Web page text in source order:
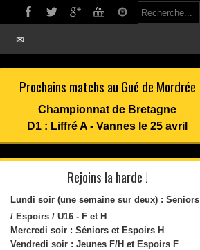
✉
Prochains matchs au Gué de Mordrée
Championnat de Bretagne
D1 : Liffré A - Vannes le 25 avril
Rejoins la harde !
Lundi soir (une semaine sur deux) : Seniors
/ Espoirs / U16 - F et H
Mercredi soir : Séniors et Espoirs H
Vendredi soir : Jeunes F/H et Espoirs F